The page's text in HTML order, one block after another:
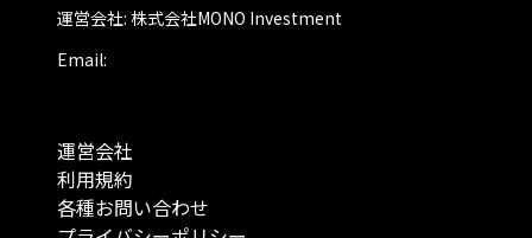
運営会社: 株式会社MONO Investment
Email:
運営会社
利用規約
各種お問い合わせ